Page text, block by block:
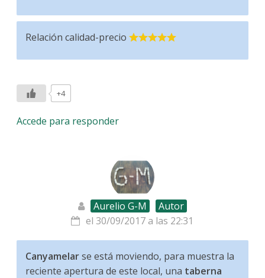
Relación calidad-precio
+4
Accede para responder
Aurelio G-M
Autor
el 30/09/2017 a las 22:31
Canyamelarse está moviendo, para muestra la
reciente apertura de este local, una taberna